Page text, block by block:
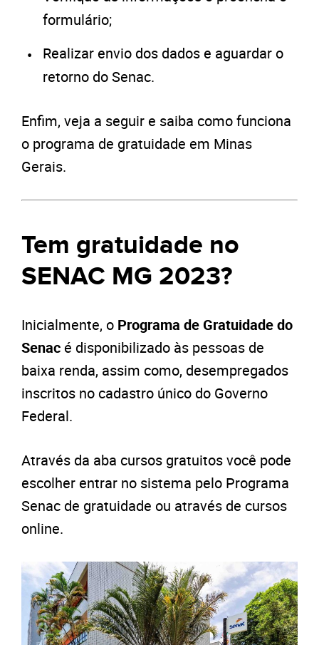
formulário;
Realizar envio dos dados e aguardar o
retorno do Senac.
Enfim, veja a seguir e saiba como funciona
o programa de gratuidade em Minas
Gerais.
Tem gratuidade no
SENAC MG 2023?
Inicialmente, o Programa de Gratuidade do
Senac é disponibilizado às pessoas de
baixa renda, assim como, desempregados
inscritos no cadastro único do Governo
Federal.
Através da aba cursos gratuitos você pode
escolher entrar no sistema pelo Programa
Senac de gratuidade ou através de cursos
online.